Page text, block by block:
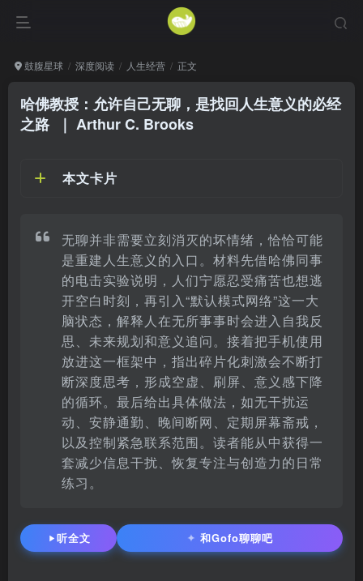
鼓腹星球 深度阅读 人生经营 正文
哈佛教授：允许自己无聊，是找回人生意义的必经
之路 ｜ Arthur C. Brooks
本文卡片
无聊并非需要立刻消灭的坏情绪，恰恰可能
是重建人生意义的入口。材料先借哈佛同事
的电击实验说明，人们宁愿忍受痛苦也想逃
开空白时刻，再引入“默认模式网络”这一大
脑状态，解释人在无所事事时会进入自我反
思、未来规划和意义追问。接着把手机使用
放进这一框架中，指出碎片化刺激会不断打
断深度思考，形成空虚、刷屏、意义感下降
的循环。最后给出具体做法，如无干扰运
动、安静通勤、晚间断网、定期屏幕斋戒，
以及控制紧急联系范围。读者能从中获得一
套减少信息干扰、恢复专注与创造力的日常
练习。
听全文 ✦ 和Gofo聊聊吧